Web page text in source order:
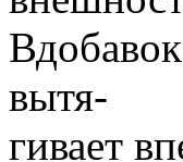
вытя-
гивает